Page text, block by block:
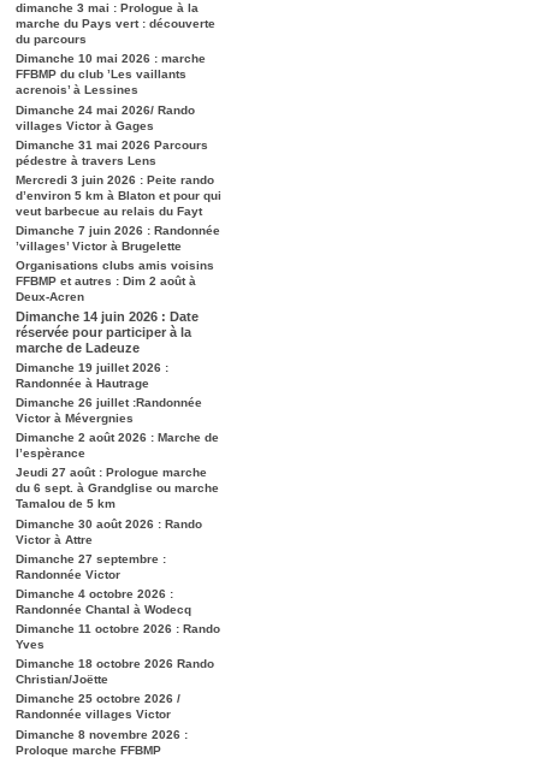
dimanche 3 mai : Prologue à la
marche du Pays vert : découverte
du parcours
Dimanche 10 mai 2026 : marche
FFBMP du club ’Les vaillants
acrenois’ à Lessines
Dimanche 24 mai 2026/ Rando
villages Victor à Gages
Dimanche 31 mai 2026 Parcours
pédestre à travers Lens
Mercredi 3 juin 2026 : Peite rando
d’environ 5 km à Blaton et pour qui
veut barbecue au relais du Fayt
Dimanche 7 juin 2026 : Randonnée
’villages’ Victor à Brugelette
Organisations clubs amis voisins
FFBMP et autres : Dim 2 août à
Deux-Acren
Dimanche 14 juin 2026 : Date
réservée pour participer à la
marche de Ladeuze
Dimanche 19 juillet 2026 :
Randonnée à Hautrage
Dimanche 26 juillet :Randonnée
Victor à Mévergnies
Dimanche 2 août 2026 : Marche de
l’espèrance
Jeudi 27 août : Prologue marche
du 6 sept. à Grandglise ou marche
Tamalou de 5 km
Dimanche 30 août 2026 : Rando
Victor à Attre
Dimanche 27 septembre :
Randonnée Victor
Dimanche 4 octobre 2026 :
Randonnée Chantal à Wodecq
Dimanche 11 octobre 2026 : Rando
Yves
Dimanche 18 octobre 2026 Rando
Christian/Joëtte
Dimanche 25 octobre 2026 /
Randonnée villages Victor
Dimanche 8 novembre 2026 :
Proloque marche FFBMP